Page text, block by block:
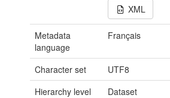
XML
Metadata
language
Français
Character set
UTF8
Hierarchy level
Dataset